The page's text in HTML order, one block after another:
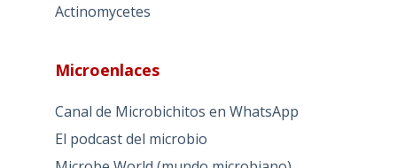
Actinomycetes
Microenlaces
Canal de Microbichitos en WhatsApp
El podcast del microbio